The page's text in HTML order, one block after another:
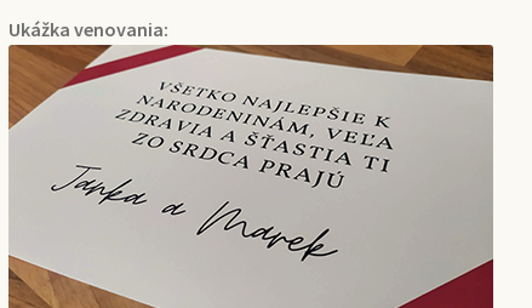
Ukážka venovania: